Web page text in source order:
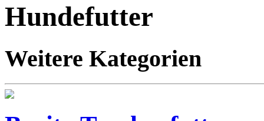
Hundefutter
Weitere Kategorien